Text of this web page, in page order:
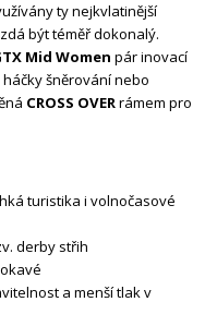
ty nejkvlatinější
být téměř dokonalý.
Mid Women pár inovací
šněrování nebo
CROSS OVERrámem pro
turistika i volnočasové
derby střih
a menší tlak v